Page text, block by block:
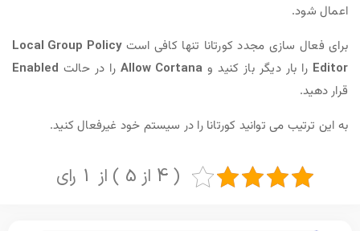
مجدد کورتانا تنها کافی استLocal Group Policy
دیگر باز کنید وAllow Cortanaرا در حالتEnabled
توانید کورتانا را در سیستم خود غیرفعال کنید.
( 4 از 5 ) از 1 رای